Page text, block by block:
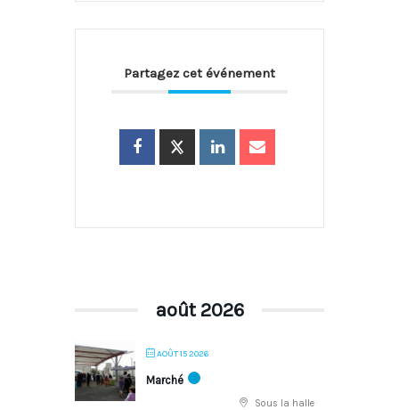
Partagez cet événement
août 2026
AOÛT 15 2026
Marché
Sous la halle